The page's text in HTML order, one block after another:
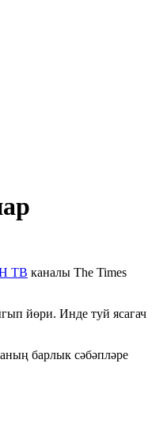
ТВ каналы The Times
йөри. Инде туй ясагач
барлык сәбәпләре